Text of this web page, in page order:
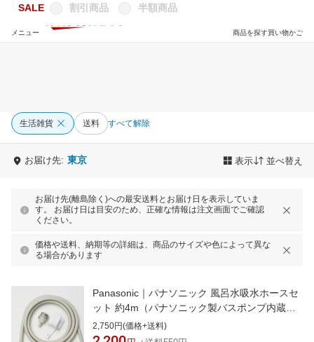
買い物かご
商品を探す
メニュー
SALE 割引商品 半額商品
生活雑貨 送料 すべて解除
お届け先: 東京 表示 並べ替え
お届け先(離島除く)への最安送料とお届け日を表示していま
す。 お届け日は目安のため、正確な情報は注文画面でご確認
ください。
価格や送料、納期等の詳細は、商品のサイズや色によって異な
る場合があります
Panasonic｜パナソニック 風呂水吸水ホースセ
ット 約4m（パナソニック製バスポンプ内蔵洗
濯機専用） N-FM1
2,750円(価格+送料)